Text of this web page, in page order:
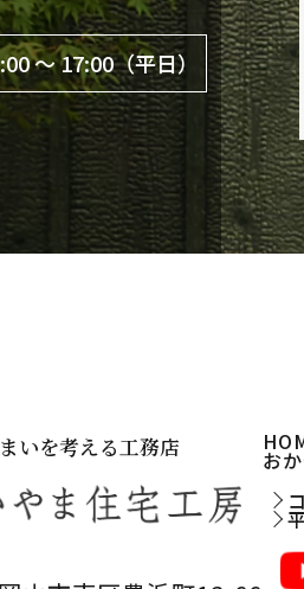
〜 17:00（平日）
いを考える工務店
お